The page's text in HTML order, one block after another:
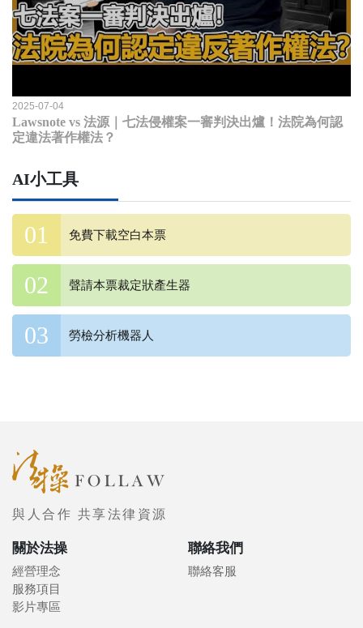
2025-07-04
Lawsnote vs 法源｜七法侵權案一審判決出爐！法院為何認
定違法著作權法？
AI小工具
免費下載空白本票
聲請本票裁定狀產生器
勞檢分析機器人
與人合作 共享法律資源
關於法操
經營理念
服務項目
影片專區
聯絡我們
聯絡客服